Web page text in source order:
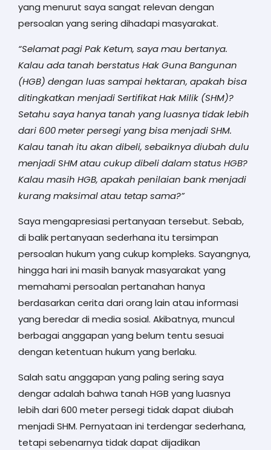
yang menurut saya sangat relevan dengan
persoalan yang sering dihadapi masyarakat.
“Selamat pagi Pak Ketum, saya mau bertanya.
Kalau ada tanah berstatus Hak Guna Bangunan
(HGB) dengan luas sampai hektaran, apakah bisa
ditingkatkan menjadi Sertifikat Hak Milik (SHM)?
Setahu saya hanya tanah yang luasnya tidak lebih
dari 600 meter persegi yang bisa menjadi SHM.
Kalau tanah itu akan dibeli, sebaiknya diubah dulu
menjadi SHM atau cukup dibeli dalam status HGB?
Kalau masih HGB, apakah penilaian bank menjadi
kurang maksimal atau tetap sama?”
Saya mengapresiasi pertanyaan tersebut. Sebab,
di balik pertanyaan sederhana itu tersimpan
persoalan hukum yang cukup kompleks. Sayangnya,
hingga hari ini masih banyak masyarakat yang
memahami persoalan pertanahan hanya
berdasarkan cerita dari orang lain atau informasi
yang beredar di media sosial. Akibatnya, muncul
berbagai anggapan yang belum tentu sesuai
dengan ketentuan hukum yang berlaku.
Salah satu anggapan yang paling sering saya
dengar adalah bahwa tanah HGB yang luasnya
lebih dari 600 meter persegi tidak dapat diubah
menjadi SHM. Pernyataan ini terdengar sederhana,
tetapi sebenarnya tidak dapat dijadikan